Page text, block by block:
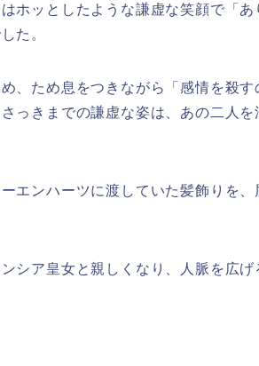
ホッとしたような謙虚な笑顔で「あ
た。
、ため息をつきながら「感情を殺す
っきまでの謙虚な姿は、あの二人を
エンハーツに渡していた髪飾りを、
シア皇女と親しくなり、人脈を広げ